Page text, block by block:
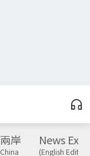
兩岸
China
News
(English